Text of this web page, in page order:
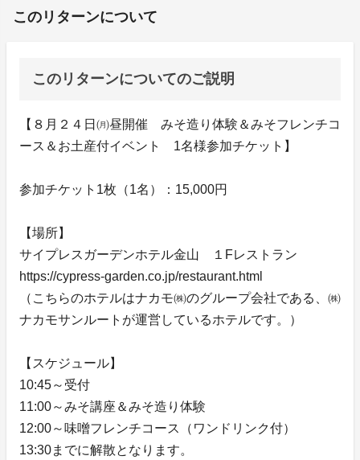
このリターンについて
このリターンについてのご説明
【８月２４日㈪昼開催 みそ造り体験＆みそフレンチコ
ース＆お土産付イベント 1名様参加チケット】
参加チケット1枚（1名）：15,000円
【場所】
サイプレスガーデンホテル金山 １Fレストラン
https://cypress-garden.co.jp/restaurant.html
（こちらのホテルはナカモ㈱のグループ会社である、㈱
ナカモサンルートが運営しているホテルです。）
【スケジュール】
10:45～受付
11:00～みそ講座＆みそ造り体験
12:00～味噌フレンチコース（ワンドリンク付）
13:30までに解散となります。